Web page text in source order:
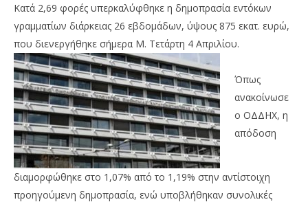
NOW VIEWING
ΟΔΔΗΧ: Κατά 2,69 φορές υπερκαλύφθηκε η
δημοπρασία εξαμήνων εντόκων γραμματίων
04/04/2018
press-
room
Κατά 2,69 φορές υπερκαλύφθηκε η δημοπρασία εντόκων
γραμματίων διάρκειας 26 εβδομάδων, ύψους 875 εκατ. ευρώ,
που διενεργήθηκε σήμερα Μ. Τετάρτη 4 Απριλίου.
Όπως
ανακοίνωσε
ο ΟΔΔΗΧ, η
απόδοση
διαμορφώθηκε στο 1,07% από το 1,19% στην αντίστοιχη
προηγούμενη δημοπρασία, ενώ υποβλήθηκαν συνολικές